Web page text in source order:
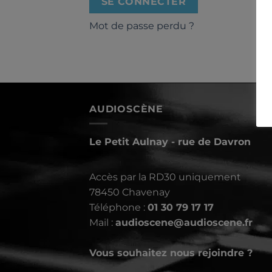
Mot de passe perdu ?
AUDIOSCÈNE
Le Petit Aulnay - rue de Davron
Accès par la RD30 uniquement
78450 Chavenay
Téléphone : 01 30 79 17 17
Mail : audioscene@audioscene.fr
Vous souhaitez nous rejoindre ?